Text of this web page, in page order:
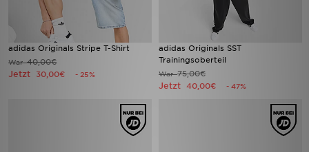
adidas Originals Stripe T-Shirt
War40,00€
Jetzt 30,00€ - 25%
adidas Originals SST
Trainingsoberteil
War75,00€
Jetzt 40,00€ - 47%